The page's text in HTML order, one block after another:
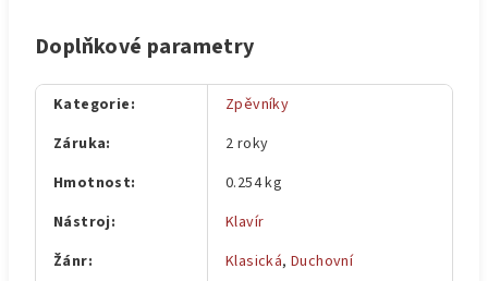
Doplňkové parametry
Kategorie:
Zpěvníky
Záruka:
2 roky
Hmotnost:
0.254 kg
Nástroj:
Klavír
Žánr: Klasická,Duchovní